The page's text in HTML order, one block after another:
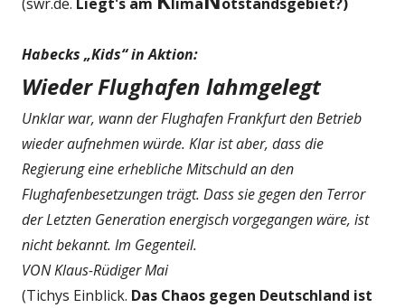
Habecks „Kids“ in Aktion:
Wieder Flughafen lahmgelegt
Unklar war, wann der Flughafen Frankfurt den Betrieb
wieder aufnehmen würde. Klar ist aber, dass die
Regierung eine erhebliche Mitschuld an den
Flughafenbesetzungen trägt. Dass sie gegen den Terror
der Letzten Generation energisch vorgegangen wäre, ist
nicht bekannt. Im Gegenteil.
VON Klaus-Rüdiger Mai
(Tichys Einblick. Das Chaos gegen Deutschland ist